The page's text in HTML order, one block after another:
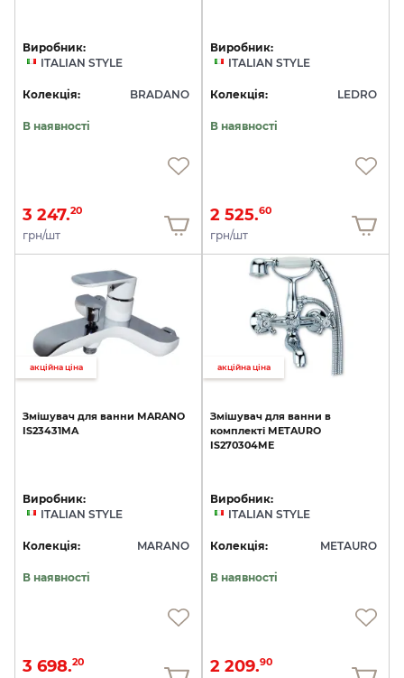
Виробник:
ITALIAN STYLE
Колекція: BRADANO
В наявності
3 247.20
грн/шт
Виробник:
ITALIAN STYLE
Колекція: LEDRO
В наявності
2 525.60
грн/шт
акційна ціна
Змішувач для ванни MARANO
IS23431MA
Виробник:
ITALIAN STYLE
Колекція: MARANO
В наявності
3 698.20
акційна ціна
Змішувач для ванни в
комплекті METAURO
IS270304ME
Виробник:
ITALIAN STYLE
Колекція: METAURO
В наявності
2 209.90